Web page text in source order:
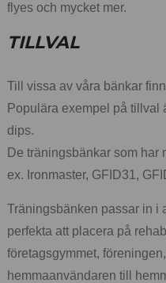
flyes och mycket mer.
TILLVAL
Till vissa av våra bänkar
Populära exempel på tillval
dips.
De träningsbänkar som
ex. Ironmaster, GFID31,
Träningsbänken passar in i
perfekta att placera på
företagsgymmet,
hemmaanvändaren till